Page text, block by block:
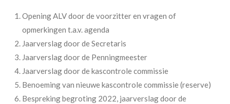
Opening ALV door de voorzitter en vragen of
opmerkingen t.a.v. agenda
Jaarverslag door de Secretaris
Jaarverslag door de Penningmeester
Jaarverslag door de kascontrole commissie
Benoeming van nieuwe kascontrole commissie (reserve)
Bespreking begroting 2022, jaarverslag door de